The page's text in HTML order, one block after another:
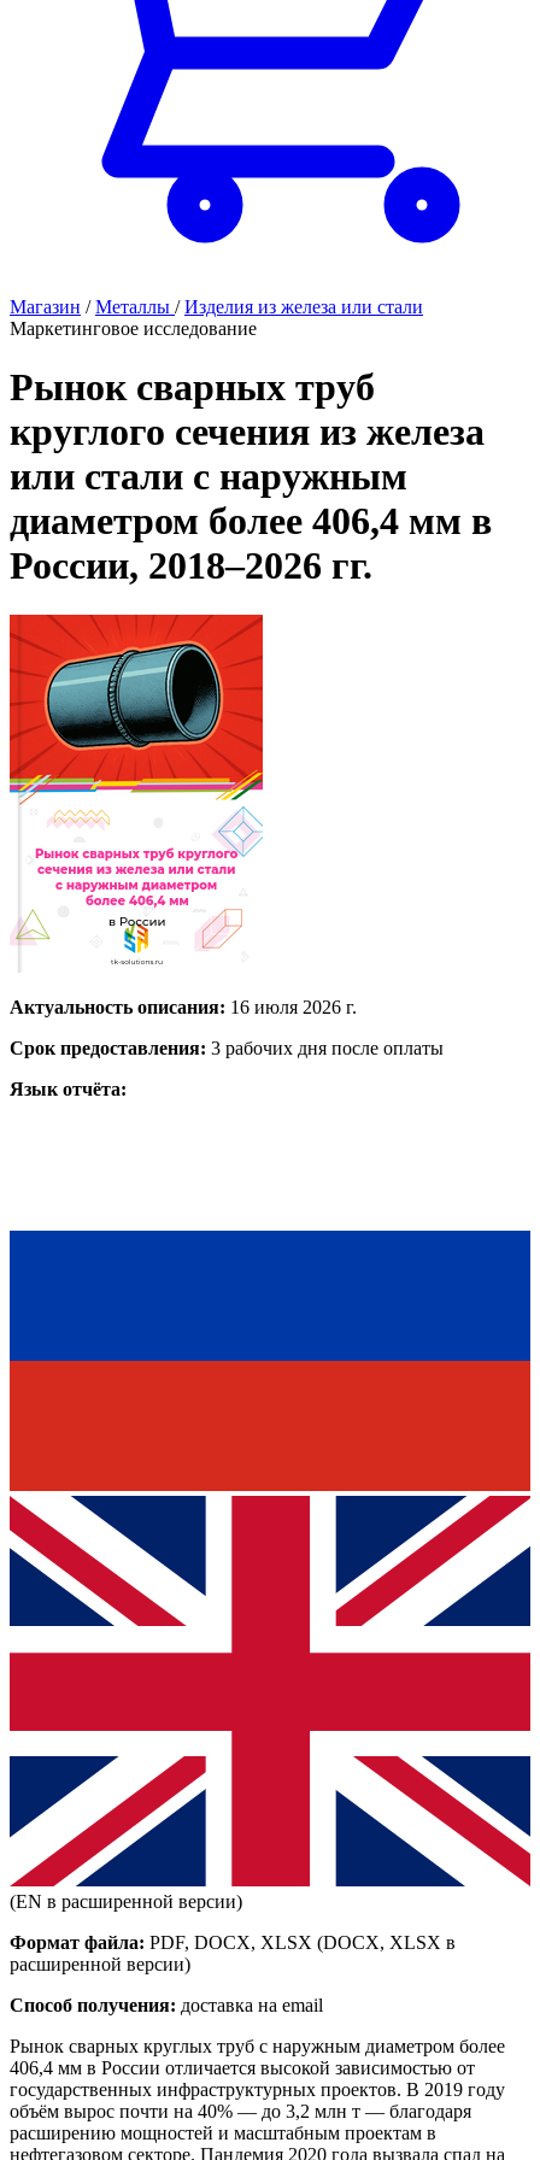
Магазин / Металлы / Изделия из железа или стали
Маркетинговое исследование
Рынок сварных труб
круглого сечения из железа
или стали с наружным
диаметром более 406,4 мм в
России, 2018–2026 гг.
Актуальность описания: 16 июля 2026 г.
Срок предоставления: 3 рабочих дня после оплаты
Язык отчёта:
(EN в расширенной версии)
Формат файла: PDF, DOCX, XLSX (DOCX, XLSX в
расширенной версии)
Способ получения: доставка на email
Рынок сварных круглых труб с наружным диаметром более
406,4 мм в России отличается высокой зависимостью от
государственных инфраструктурных проектов. В 2019 году
объём вырос почти на 40% — до 3,2 млн т — благодаря
расширению мощностей и масштабным проектам в
нефтегазовом секторе. Пандемия 2020 года вызвала спад на